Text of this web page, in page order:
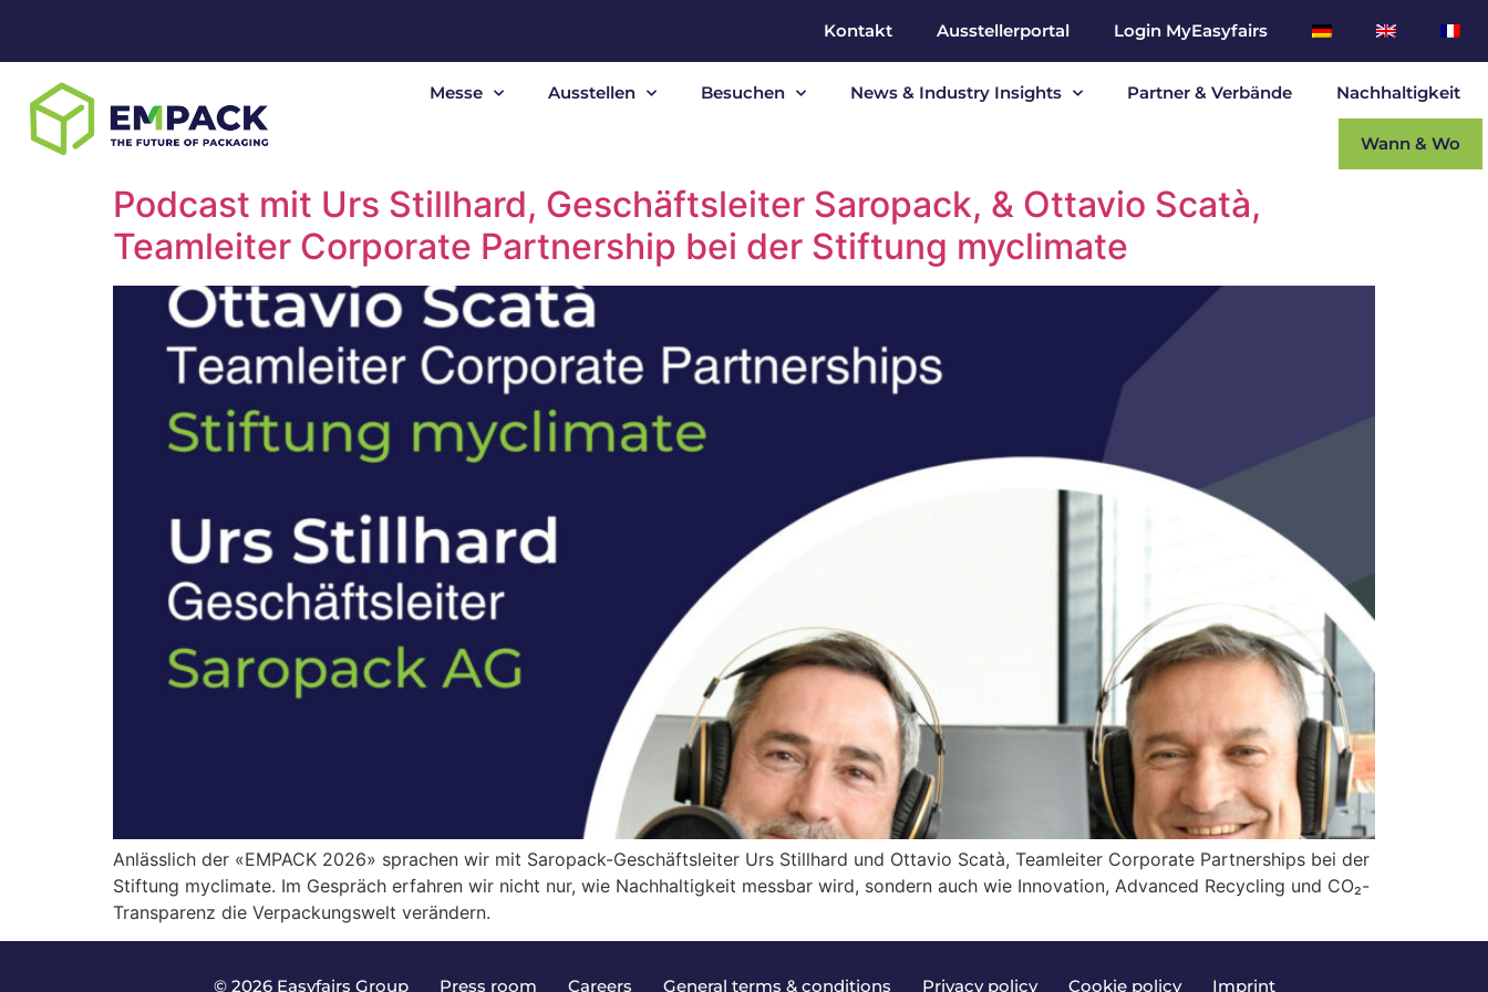
Kontakt Ausstellerportal Login MyEasyfairs
Messe Ausstellen Besuchen News & Industry Insights Partner & Verbände Nachhaltigkeit
Wann & Wo
Podcast mit Urs Stillhard, Geschäftsleiter Saropack, & Ottavio Scatà,
Teamleiter Corporate Partnership bei der Stiftung myclimate
Anlässlich der «EMPACK 2026» sprachen wir mit Saropack-Geschäftsleiter Urs Stillhard und Ottavio Scatà, Teamleiter Corporate Partnerships bei der
Stiftung myclimate. Im Gespräch erfahren wir nicht nur, wie Nachhaltigkeit messbar wird, sondern auch wie Innovation, Advanced Recycling und CO₂-
Transparenz die Verpackungswelt verändern.
© 2026 Easyfairs Group| Press room Careers General terms & conditions Privacy policy| Cookie policy| Imprint